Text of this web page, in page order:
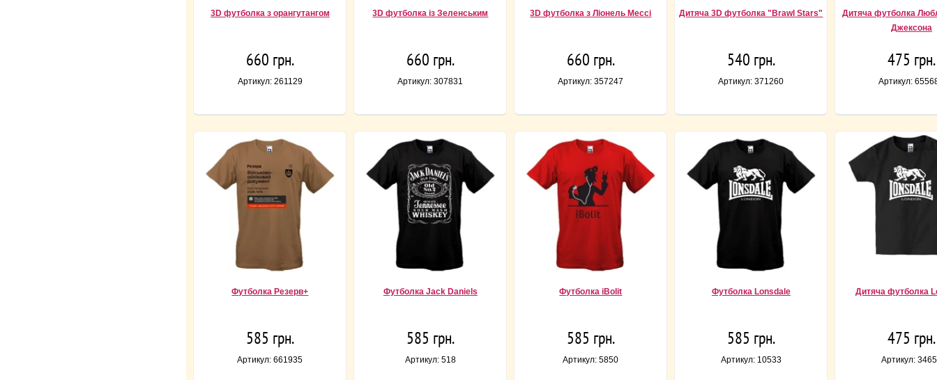
3D футболка з орангутангом
660 грн.
Артикул: 261129
3D футболка із Зеленським
660 грн.
Артикул: 307831
3D футболка з Ліонель Мессі
660 грн.
Артикул: 357247
Дитяча 3D футболка "Brawl Stars"
540 грн.
Артикул: 371260
Дитяча футболка
Джексона
475 грн.
Артикул:
Футболка Резерв+
585 грн.
Артикул: 661935
Футболка Jack Daniels
585 грн.
Артикул: 518
Футболка iBolit
585 грн.
Артикул: 5850
Футболка Lonsdale
585 грн.
Артикул: 10533
Дитяча футболка
475 грн.
Артикул: